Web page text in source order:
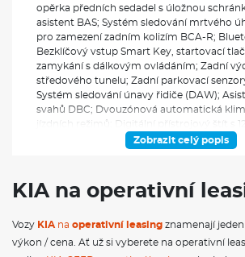
opěrka předních sedadel s úložnou
asistent BAS; Systém sledování mrtvého
pro zamezení zadním kolizím BCA-R;
Bezklíčový vstup Smart Key, startovací
zamykání s dálkovým ovládáním; Zadní
středového tunelu; Zadní parkovací
Systém sledování únavy řidiče (DAW);
svahů DBC; Dvouzónová automatická
jízdních režimů; Digitální přístrojový štít s
Rozdělovač brzdného tlaku EBD;
parkovací brzda (EPB) s funkcí Auto Hold;
stabilizační systém ESC; Systém
Přední parkovací senzory; Asistent pro
Automatické přepínání dálkových
pro jízdu na dálnici HDA; Systém
Zobrazit celý popis
KIA na operativní
Vozy KIA na operativní leasing znamenají
výkon / cena. Ať už si vyberete na operativní